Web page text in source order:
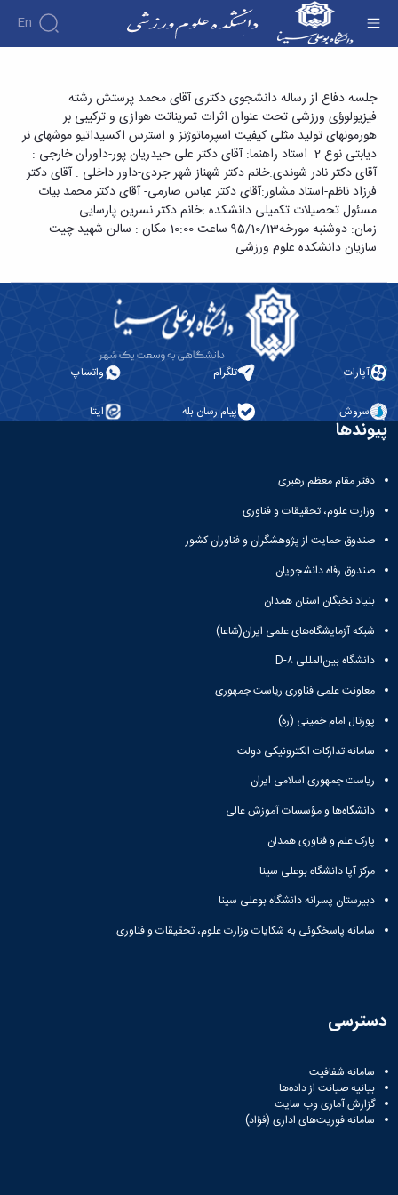
En
دانشکده
درباره
دانشکده
تاریخچه
ریاست
دانشکده
رؤسای
پیشین
آلبوم
عکس
آموزشی
تحصیلات
تکمیلی
معاونت
کمیته
آموزش
دوره
کارشناسی
فرم‌ها
و
آیین‌نامه‌ها
آیین‌نامه‌های
معاونت
آموزشی
تکمیلی
و
آیین‌نامه‌های
معاونت
پژوهش
پژوهش
فرم‌های
پژوهشی
لینک‌های
مفید
پژوهشی
کارگاه ها
آزمایشگاه
آزمایشگاه
ورزشی
آزمایشگاه
-
مدل
حیوانی
بیومکانیک
اندام
تحتانی
آزمایشگاه
حرکات
اصلاحی
نشریات
ورزشی
پژوهش
های
معاصر
مدیریت
ورزشی
اساتید
اساتید
دانشکده
اساتید
بازنشسته
کارکنان
آموزشی
گروه
های
آموزشی
گروه
علوم
گروه
حرکتی
گروه
آسیب
شناسی
ورزشی
گروه
بیومکانیک
ورزشی
جلسه دفاع از رساله دکتری - دانشکده علوم ورزشی
جلسه دفاع از رساله دانشجوی دکتری آقای محمد پرستش رشته
فیزیولوؤی ورزشی تحت عنوان اثرات تمریناتت هوازی و ترکیبی بر
هورمونهای تولید مثلی کیفیت اسپرماتوژنز و استرس اکسیداتیو موشهای نر
دیابتی نوع 2 استاد راهنما: آقای دکتر علی حیدریان پور-داوران خارجی :
آقای دکتر نادر شوندی.خانم دکتر شهناز شهر جردی-داور داخلی : آقای دکتر
فرزاد ناظم-استاد مشاور:آقای دکتر عباس صارمی- آقای دکتر محمد بیات
مسئول تحصیلات تکمیلی دانشکده :خانم دکتر نسرین پارسایی
زمان: دوشنبه مورخه95/10/13 ساعت 10:00 مکان : سالن شهید چیت
سازیان دانشکده علوم ورزشی
آپارات تلگرام واتساپ
سروش پیام رسان بله ایتا
پیوندها
دفتر مقام معظم رهبری
وزارت علوم، تحقیقات و فناوری
صندوق حمایت از پژوهشگران و فناوران کشور
صندوق رفاه دانشجویان
بنیاد نخبگان استان همدان
شبکه آزمایشگاه‌های علمی ایران(شاعا)
دانشگاه بین‌المللی D-۸
معاونت علمی فناوری ریاست جمهوری
پورتال امام خمینی (ره)
سامانه تدارکات الکترونیکی دولت
ریاست جمهوری اسلامی ایران
دانشگاه‌ها و مؤسسات آموزش عالی
پارک علم و فناوری همدان
مرکز آپا دانشگاه بوعلی سینا
دبیرستان پسرانه دانشگاه بوعلی سینا
سامانه پاسخگوئی به شکایات وزارت علوم، تحقیقات و فناوری
دسترسی
سامانه شفافیت
بیانیه صیانت از داده‌ها
گزارش آماری وب‌ سایت
سامانه فوریت‌های اداری (فؤاد)